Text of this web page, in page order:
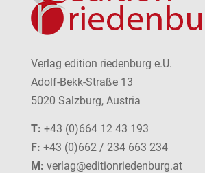
Verlag edition riedenburg e.U.
Adolf-Bekk-Straße 13
5020 Salzburg, Austria
T: +43 (0)664 12 43 193
F: +43 (0)662 / 234 663 234
M: verlag@editionriedenburg.at